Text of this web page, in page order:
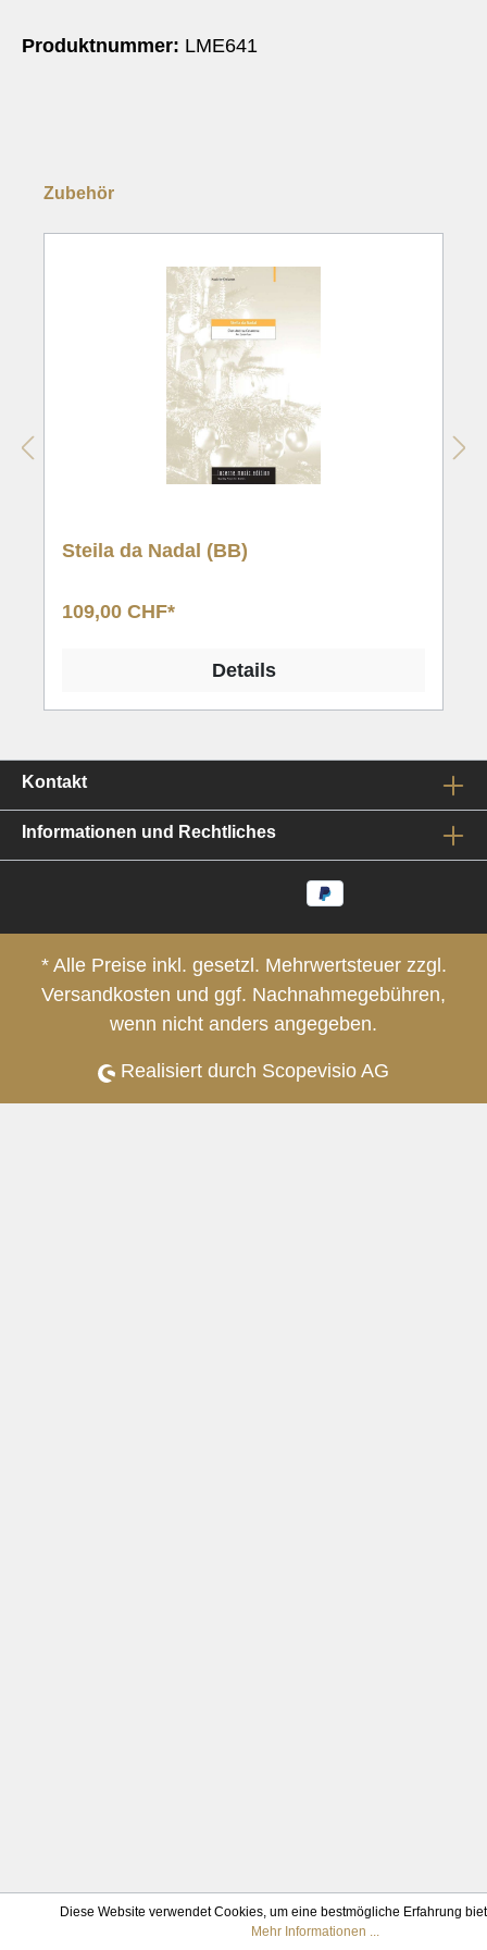
Produktnummer: LME641
Zubehör
Steila da Nadal (BB)
109,00 CHF*
Details
Kontakt
Informationen und Rechtliches
* Alle Preise inkl. gesetzl. Mehrwertsteuer zzgl.
Versandkosten und ggf. Nachnahmegebühren,
wenn nicht anders angegeben.
Realisiert durch Scopevisio AG
Diese Website verwendet Cookies, um eine bestmögliche Erfahrung
Mehr Informationen ...